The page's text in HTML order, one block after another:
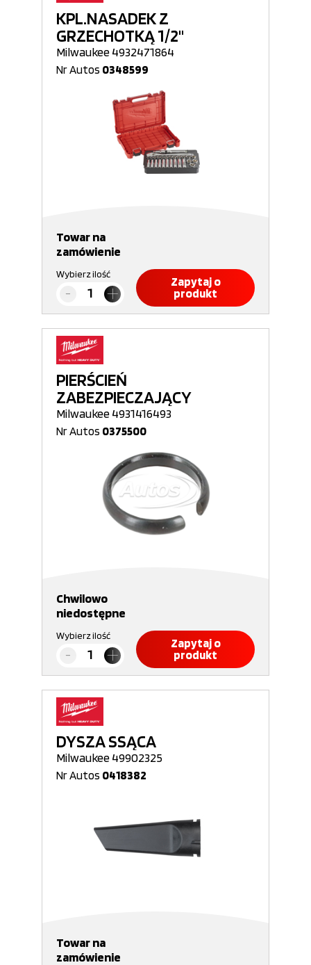
KPL.NASADEK Z
GRZECHOTKĄ 1/2"
Milwaukee 4932471864
Nr Autos 0348599
Towar na
zamówienie
Wybierz ilość
Zapytaj o
produkt
PIERŚCIEŃ
ZABEZPIECZAJĄCY
Milwaukee 4931416493
Nr Autos 0375500
Chwilowo
niedostępne
Wybierz ilość
Zapytaj o
produkt
DYSZA SSĄCA
Milwaukee 49902325
Nr Autos 0418382
Towar na
zamówienie